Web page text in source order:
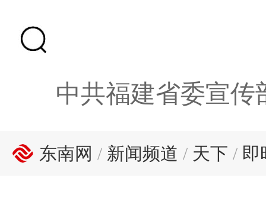
中共福建省委宣传
东南网 / 新闻频道 / 天下 / 即